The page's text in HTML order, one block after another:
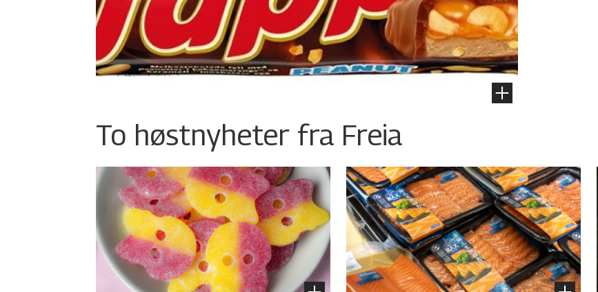
To høstnyheter fra Freia